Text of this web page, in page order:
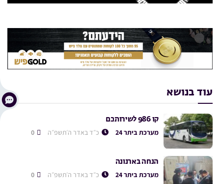
עוד בנושא
קו 986 לשירותכם
מערכת ביתר 24 כ״ד באדר ה׳תשפ״ה
הנחה בארנונה
מערכת ביתר 24 כ״ד באדר ה׳תשפ״ה